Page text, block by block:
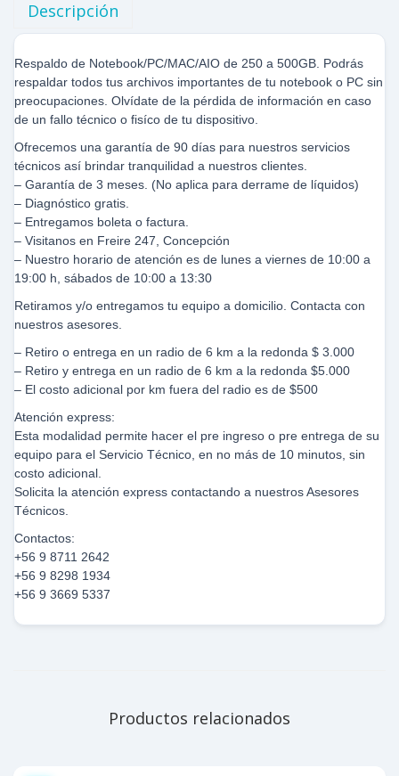
Descripción
Respaldo de Notebook/PC/MAC/AIO de 250 a 500GB. Podrás
respaldar todos tus archivos importantes de tu notebook o PC sin
preocupaciones. Olvídate de la pérdida de información en caso
de un fallo técnico o fisíco de tu dispositivo.
Ofrecemos una garantía de 90 días para nuestros servicios
técnicos así brindar tranquilidad a nuestros clientes.
– Garantía de 3 meses. (No aplica para derrame de líquidos)
– Diagnóstico gratis.
– Entregamos boleta o factura.
– Visitanos en Freire 247, Concepción
– Nuestro horario de atención es de lunes a viernes de 10:00 a
19:00 h, sábados de 10:00 a 13:30
Retiramos y/o entregamos tu equipo a domicilio. Contacta con
nuestros asesores.
– Retiro o entrega en un radio de 6 km a la redonda $ 3.000
– Retiro y entrega en un radio de 6 km a la redonda $5.000
– El costo adicional por km fuera del radio es de $500
Atención express:
Esta modalidad permite hacer el pre ingreso o pre entrega de su
equipo para el Servicio Técnico, en no más de 10 minutos, sin
costo adicional.
Solicita la atención express contactando a nuestros Asesores
Técnicos.
Contactos:
+56 9 8711 2642
+56 9 8298 1934
+56 9 3669 5337
Productos relacionados